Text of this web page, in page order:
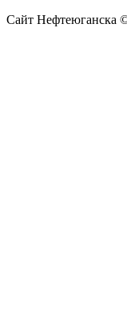
Сайт Нефтеюганска